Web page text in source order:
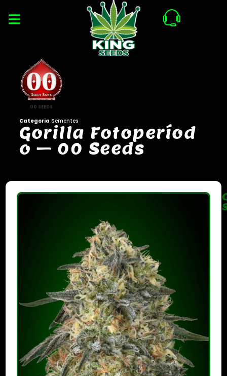
00 SEEDS
Categoria Sementes
Gorilla Fotoperíod
o – 00 Seeds